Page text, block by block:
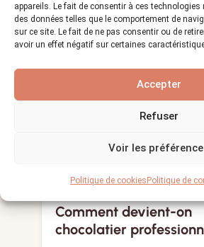
appareils. Le fait de consentir à ces
des données telles que le comportement de
sur ce site. Le fait de ne pas consentir ou de
avoir un effet négatif sur certaines
Accepter
Refuser
Voir les
Politique de cookiesPolitique de
Comment devient-on
chocolatier